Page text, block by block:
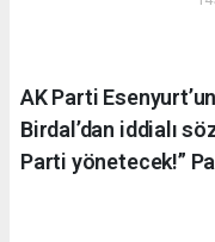
AK Parti
Birdal’dan iddialı
Parti yönetecek!”